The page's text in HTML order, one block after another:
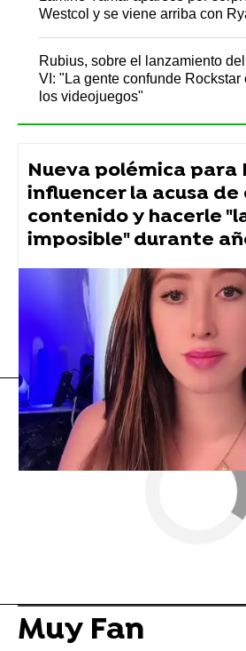
Westcol y se viene arriba con
Rubius, sobre el lanzamiento
VI: "La gente confunde
los videojuegos"
Nueva polémica para
influencer la acusa de
contenido y hacerle
imposible" durante
WillyRex
Flooxer Now » Muy Fan
Muy Fan